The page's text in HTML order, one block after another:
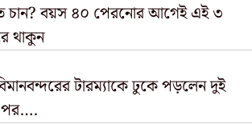
চান? বয়স ৪০ পেরনোর আগেই এই ৩
থাকুন
টারম্যাকে ঢুকে পড়লেন দুই
পর….